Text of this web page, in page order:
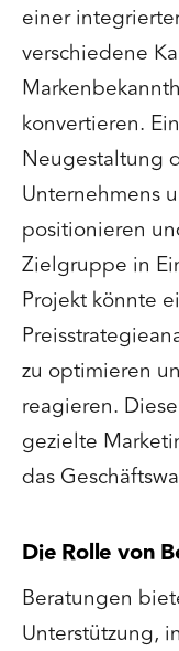
einer
verschiedene
konvertieren.
Neugestaltung
Unternehmens
positionieren
Zielgruppe in
Projekt könnte
zu optimieren
reagieren.
gezielte
das
Die Rolle von
Beratungen
Unterstützung,